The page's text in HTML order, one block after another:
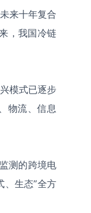
来十年复合
，我国冷链
模式已逐步
物流、信息
测的跨境电
、生态”全方